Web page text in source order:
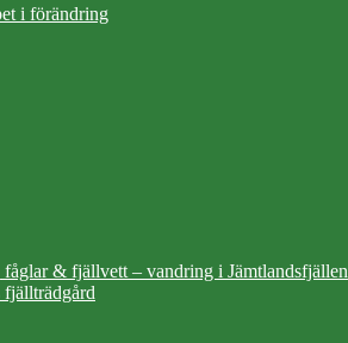
i förändring
& fjällvett – vandring i Jämtlandsfjällen
fjällträdgård